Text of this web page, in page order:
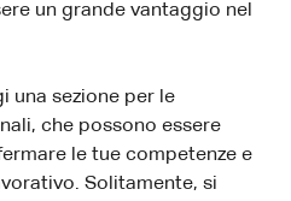
un grande vantaggio nel
una sezione per le
che possono essere
le tue competenze e
Solitamente, si